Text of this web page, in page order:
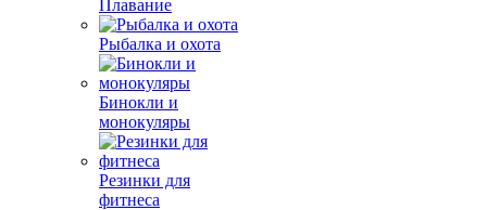
Плавание
Рыбалка и охота
Бинокли и
монокуляры
Резинки для
фитнеса